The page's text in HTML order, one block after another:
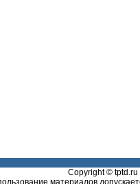
Copyright ©
материалов